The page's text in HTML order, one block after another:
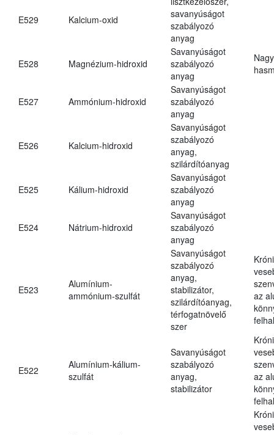
E529 Kalcium-oxid
savanyúságot
szabályozó
anyag
E528 Magnézium-hidroxid
Savanyúságot
szabályozó
anyag
E527 Ammónium-hidroxid
Savanyúságot
szabályozó
anyag
E526 Kalcium-hidroxid
Savanyúságot
szabályozó
anyag,
szilárdítóanyag
E525 Kálium-hidroxid
Savanyúságot
szabályozó
anyag
E524 Nátrium-hidroxid
Savanyúságot
szabályozó
anyag
E523
Alumínium-
ammónium-szulfát
Savanyúságot
szabályozó
anyag,
stabilizátor,
szilárdítóanyag,
térfogatnövelő
szer
az
E522
Alumínium-kálium-
szulfát
Savanyúságot
szabályozó
anyag,
stabilizátor
az